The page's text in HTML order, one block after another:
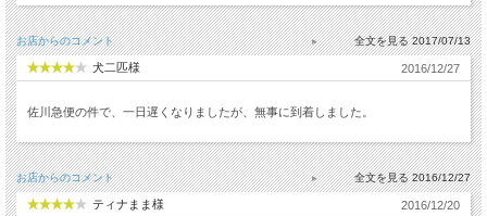
お店からのコメント 2017/07/13
犬二匹様 2016/12/27
佐川急便の件で、一日遅くなりましたが、無事に到着しました。
お店からのコメント 2016/12/27
ティナまま様 2016/12/20